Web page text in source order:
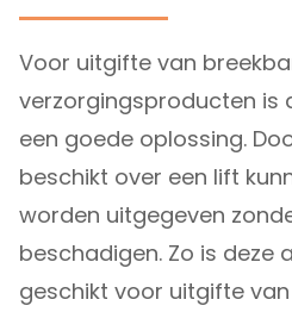
Voor uitgifte van
verzorgingsproducten is
een goede oplossing.
beschikt over een lift
worden uitgegeven
beschadigen. Zo is deze
geschikt voor uitgifte